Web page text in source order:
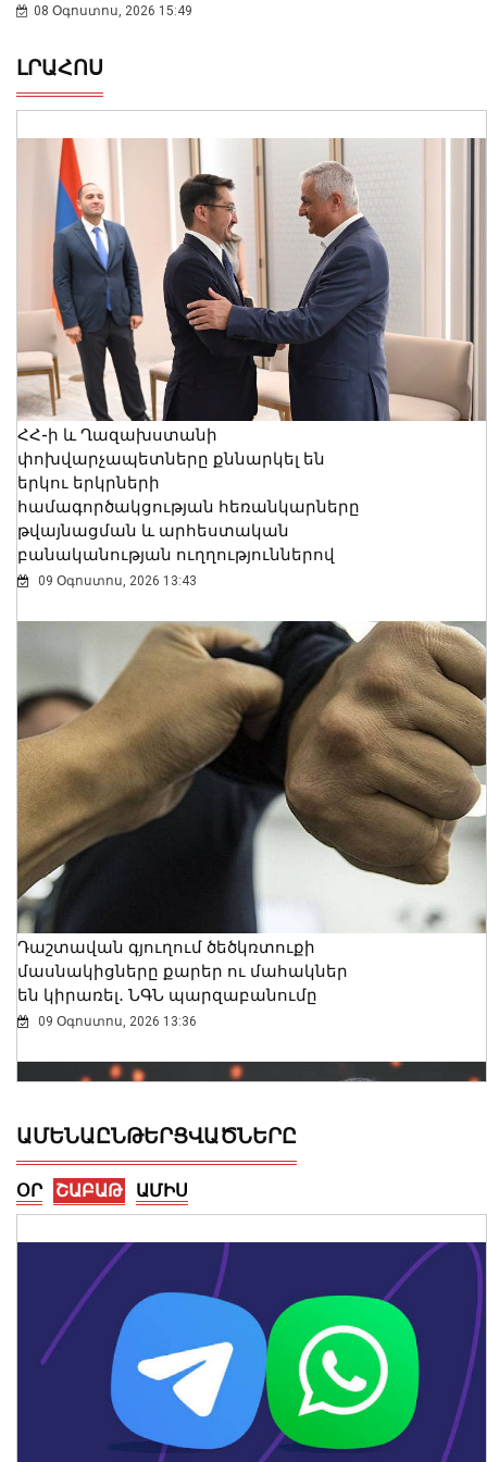
08 Օգոստոս, 2026 15:49
ԼՐԱՀՈՍ
ՀՀ-ի և Ղազախստանի
փոխվարչապետները քննարկել են
երկու երկրների
համագործակցության հեռանկարները
թվայնացման և արհեստական
բանականության ուղղություններով
09 Օգոստոս, 2026 13:43
Դաշտավան գյուղում ծեծկռտուքի
մասնակիցները քարեր ու մահակներ
են կիրառել․ ՆԳՆ պարզաբանումը
09 Օգոստոս, 2026 13:36
Հայաստանն ու Ադրբեջանը շարժվում
են դեպի մշտական խաղաղության
համաձայնագիր. Թուրքիայի ԱԳ
ԱՄԵՆԱԸՆԹԵՐՑՎԱԾՆԵՐԸ
ՕՐ ՇԱԲԱԹ ԱՄԻՍ